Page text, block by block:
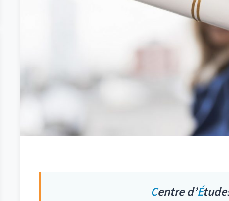
Centre d’É